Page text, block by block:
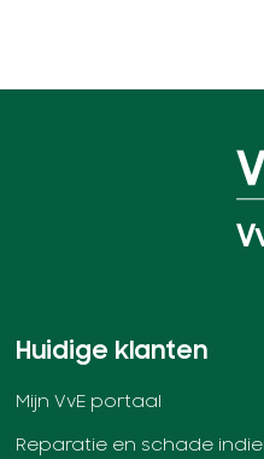
Huidige klanten
Mijn VvE portaal
Reparatie en schade